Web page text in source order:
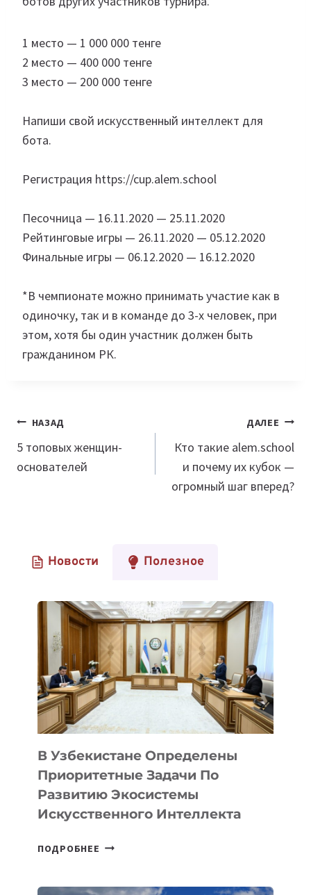
1 место — 1 000 000 тенге
2 место — 400 000 тенге
3 место — 200 000 тенге
Напиши свой искусственный интеллект для
бота.
Регистрация https://cup.alem.school
Песочница — 16.11.2020 — 25.11.2020
Рейтинговые игры — 26.11.2020 — 05.12.2020
Финальные игры — 06.12.2020 — 16.12.2020
*В чемпионате можно принимать участие как в
одиночку, так и в команде до 3-х человек, при
этом, хотя бы один участник должен быть
гражданином РК.
Навигация
по
записям
НАЗАД
5 топовых женщин-
основателей
ДАЛЕЕ
Кто такие alem.school
и почему их кубок —
огромный шаг вперед?
Новости Полезное
В Узбекистане Определены
Приоритетные Задачи По
Развитию Экосистемы
Искусственного Интеллекта
ПОДРОБНЕЕ В